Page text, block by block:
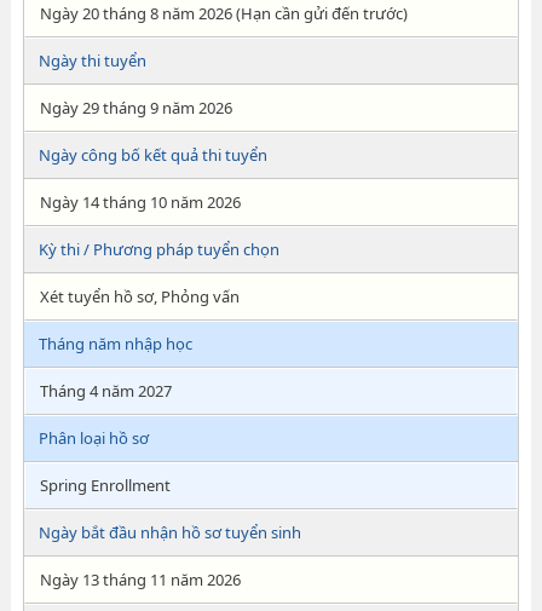
Ngày 20 tháng 8 năm 2026 (Hạn cần gửi đến trước)
Ngày thi tuyển
Ngày 29 tháng 9 năm 2026
Ngày công bố kết quả thi tuyển
Ngày 14 tháng 10 năm 2026
Kỳ thi / Phương pháp tuyển chọn
Xét tuyển hồ sơ, Phỏng vấn
Tháng năm nhập học
Tháng 4 năm 2027
Phân loại hồ sơ
Spring Enrollment
Ngày bắt đầu nhận hồ sơ tuyển sinh
Ngày 13 tháng 11 năm 2026